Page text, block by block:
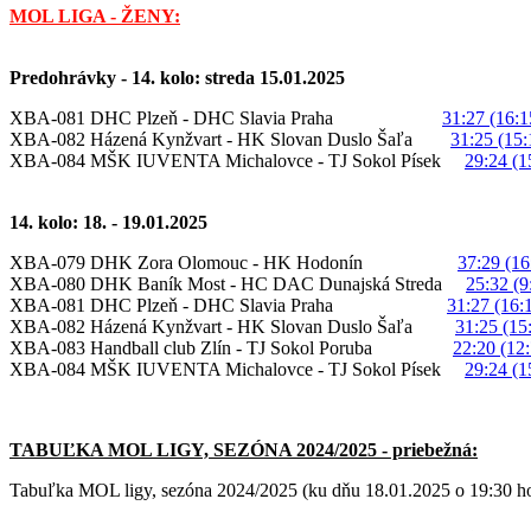
MOL LIGA - ŽENY:
Predohrávky - 14. kolo: streda 15.01.2025
XBA-081 DHC Plzeň - DHC Slavia Praha 31:27
XBA-082 Házená Kynžvart - HK Slovan Duslo Šaľa 31:25
XBA-084 MŠK IUVENTA Michalovce - TJ Sokol Písek 29:24
14. kolo: 18. - 19.01.2025
XBA-079 DHK Zora Olomouc - HK Hodonín 37:29
XBA-080 DHK Baník Most - HC DAC Dunajská Streda 25:32
XBA-081 DHC Plzeň - DHC Slavia Praha 31:27
XBA-082 Házená Kynžvart - HK Slovan Duslo Šaľa 31:25
XBA-083 Handball club Zlín - TJ Sokol Poruba 22:20
XBA-084 MŠK IUVENTA Michalovce - TJ Sokol Písek 29:24
TABUĽKA MOL LIGY, SEZÓNA 2024/2025 - priebežná:
Tabuľka MOL ligy, sezóna 2024/2025 (ku dňu 18.01.2025 o 19:30